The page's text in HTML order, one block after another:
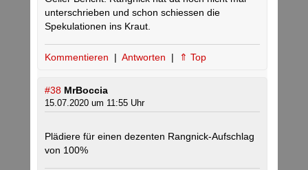
unterschrieben und schon schiessen die
Spekulationen ins Kraut.
Kommentieren | Antworten | ⇑ Top
#38 MrBoccia
15.07.2020 um 11:55 Uhr
Plädiere für einen dezenten Rangnick-Aufschlag
von 100%